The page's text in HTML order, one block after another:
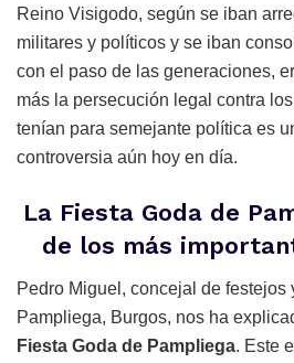
Reino Visigodo, según se iban
militares y políticos y se iban
con el paso de las generaciones,
más la persecución legal contra
tenían para semejante política es
controversia aún hoy en día.
La Fiesta Goda de
de los más
Pedro Miguel, concejal de
Pampliega, Burgos, nos ha
Fiesta Goda de Pampliega. Este